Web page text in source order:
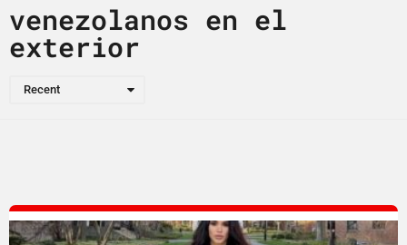
venezolanos en el
exterior
Recent